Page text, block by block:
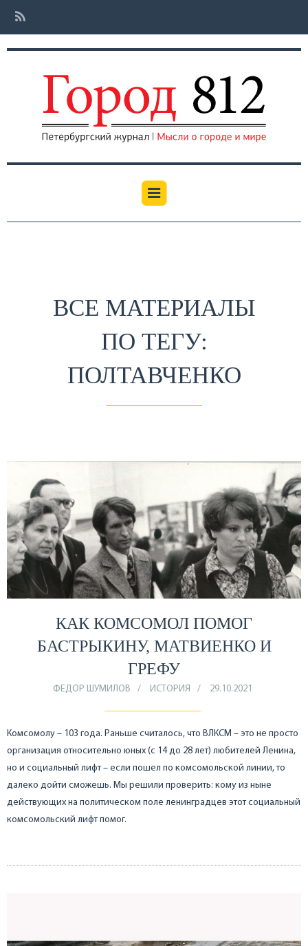
ВСЕ МАТЕРИАЛЫ
ПО ТЕГУ:
ПОЛТАВЧЕНКО
КАК КОМСОМОЛ ПОМОГ
БАСТРЫКИНУ, МАТВИЕНКО И
ГРЕФУ
ФЕДОР ШУМИЛОВ ИСТОРИЯ 29.10.2021
Комсомолу – 103 года. Раньше считалось, что ВЛКСМ – это не просто
организация относительно юных (с 14 до 28 лет) любителей Ленина,
но и социальный лифт – если пошел по комсомольской линии, то
далеко дойти сможешь. Мы решили проверить: кому из ныне
действующих на политическом поле ленинградцев этот социальный
комсомольский лифт помог.